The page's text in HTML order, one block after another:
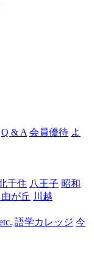
Q & A 会員優待 よ
千住 八王子 昭和
由が丘 川越
語学カレッジ 今